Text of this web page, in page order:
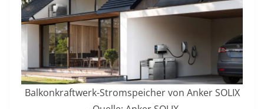
Balkonkraftwerk-Stromspeicher von Anker SOLIX